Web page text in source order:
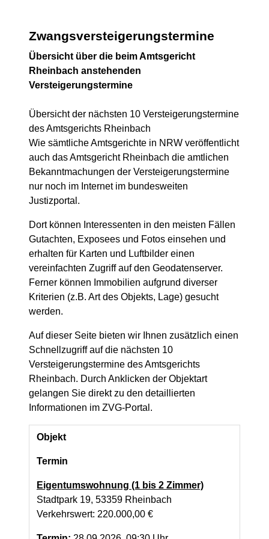
Zwangsversteigerungstermine
Übersicht über die beim Amtsgericht
Rheinbach anstehenden
Versteigerungstermine
Übersicht der nächsten 10 Versteigerungstermine
des Amtsgerichts Rheinbach
Wie sämtliche Amtsgerichte in NRW veröffentlicht
auch das Amtsgericht Rheinbach die amtlichen
Bekanntmachungen der Versteigerungstermine
nur noch im Internet im bundesweiten
Justizportal.
Dort können Interessenten in den meisten Fällen
Gutachten, Exposees und Fotos einsehen und
erhalten für Karten und Luftbilder einen
vereinfachten Zugriff auf den Geodatenserver.
Ferner können Immobilien aufgrund diverser
Kriterien (z.B. Art des Objekts, Lage) gesucht
werden.
Auf dieser Seite bieten wir Ihnen zusätzlich einen
Schnellzugriff auf die nächsten 10
Versteigerungstermine des Amtsgerichts
Rheinbach. Durch Anklicken der Objektart
gelangen Sie direkt zu den detaillierten
Informationen im ZVG-Portal.
Objekt
Termin
Eigentumswohnung (1 bis 2 Zimmer)
Stadtpark 19, 53359 Rheinbach
Verkehrswert: 220.000,00 €